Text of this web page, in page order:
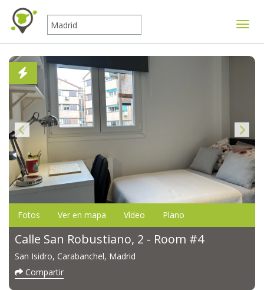
Fotos Ver en mapa Vídeo Plano
Calle San Robustiano, 2 - Room #4
San Isidro, Carabanchel, Madrid
Compartir